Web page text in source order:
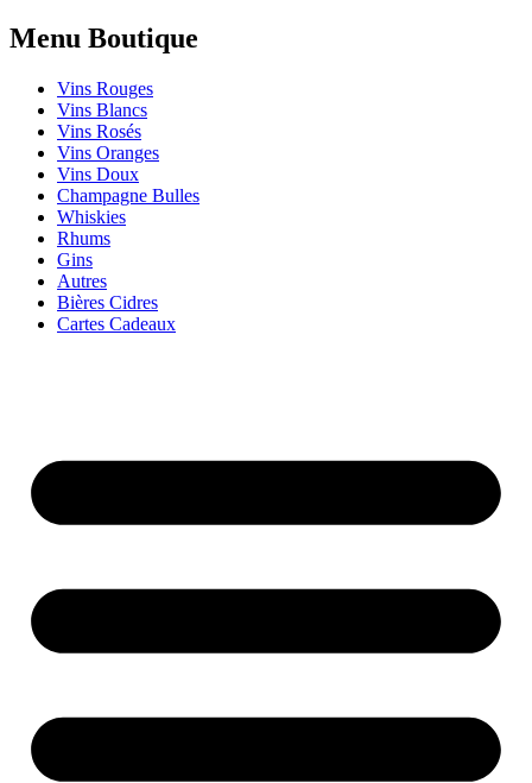
Menu Boutique
Vins Rouges
Vins Blancs
Vins Rosés
Vins Oranges
Vins Doux
Champagne Bulles
Whiskies
Rhums
Gins
Autres
Bières Cidres
Cartes Cadeaux